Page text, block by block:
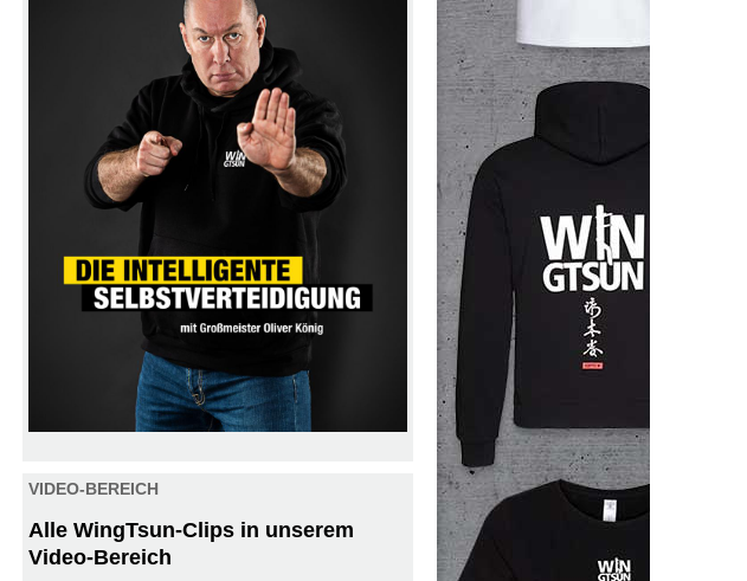
VIDEO-BEREICH
Alle WingTsun-Clips in unserem
Video-Bereich